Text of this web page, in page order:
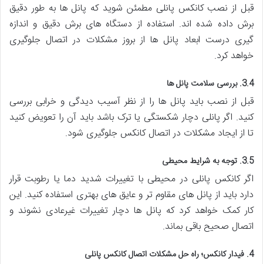
قبل از نصب کانکس پانلی مطمئن شوید که پانل ها به طور دقیق
برش داده شده اند. استفاده از دستگاه های برش دقیق و اندازه
گیری درست ابعاد پانل ها از بروز مشکلات در اتصال جلوگیری
خواهد کرد.
3.4. بررسی سلامت پانل ها
قبل از نصب باید پانل ها را از نظر آسیب دیدگی و خرابی بررسی
کنید. اگر پانلی دچار شکستگی یا ترک باشد باید آن را تعویض کنید
تا از ایجاد مشکلات در اتصال کانکس جلوگیری شود.
3.5. توجه به شرایط محیطی
اگر کانکس پانلی در محیطی با تغییرات شدید دما یا رطوبت قرار
دارد باید از پانل های مقاوم تر و عایق های بهتری استفاده کنید. این
کار کمک خواهد کرد که پانل ها دچار تغییرات غیرعادی نشوند و
اتصال صحیح باقی بماند.
4. فیدار کانکس؛ راه حل مشکلات اتصال کانکس پانلی